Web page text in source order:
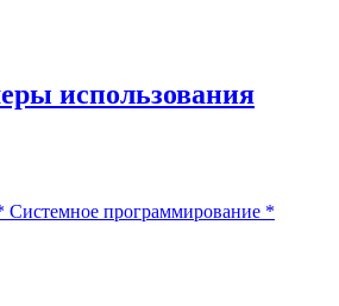
использования
Системное программирование *